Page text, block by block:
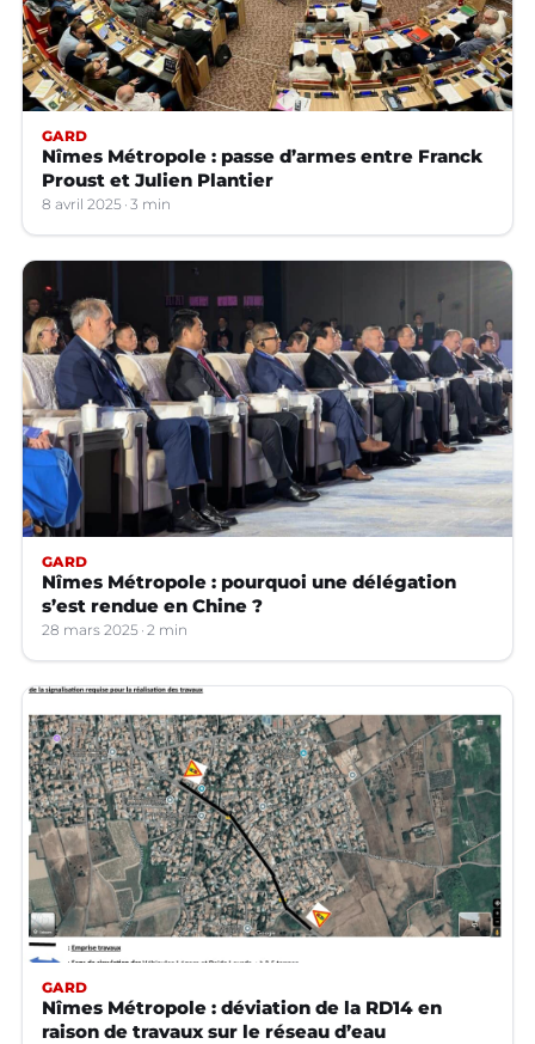
GARD
Nîmes Métropole : passe d’armes entre Franck
Proust et Julien Plantier
8 avril 2025 3 min
GARD
Nîmes Métropole : pourquoi une délégation
s’est rendue en Chine ?
28 mars 2025 2 min
GARD
Nîmes Métropole : déviation de la RD14 en
raison de travaux sur le réseau d’eau